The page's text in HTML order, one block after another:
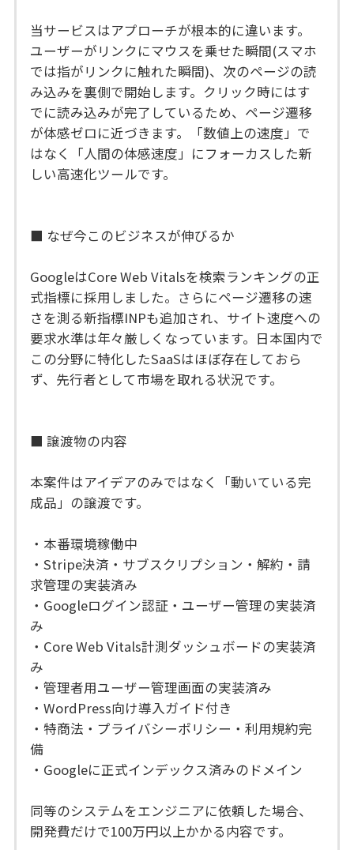
当サービスはアプローチが根本的に違います。
ユーザーがリンクにマウスを乗せた瞬間(スマホ
では指がリンクに触れた瞬間)、次のページの読
み込みを裏側で開始します。クリック時にはす
でに読み込みが完了しているため、ページ遷移
が体感ゼロに近づきます。「数値上の速度」で
はなく「人間の体感速度」にフォーカスした新
しい高速化ツールです。
■ なぜ今このビジネスが伸びるか
GoogleはCore Web Vitalsを検索ランキングの正
式指標に採用しました。さらにページ遷移の速
さを測る新指標INPも追加され、サイト速度への
要求水準は年々厳しくなっています。日本国内で
この分野に特化したSaaSはほぼ存在しておら
ず、先行者として市場を取れる状況です。
■ 譲渡物の内容
本案件はアイデアのみではなく「動いている完
成品」の譲渡です。
・本番環境稼働中
・Stripe決済・サブスクリプション・解約・請
求管理の実装済み
・Googleログイン認証・ユーザー管理の実装済
み
・Core Web Vitals計測ダッシュボードの実装済
み
・管理者用ユーザー管理画面の実装済み
・WordPress向け導入ガイド付き
・特商法・プライバシーポリシー・利用規約完
備
・Googleに正式インデックス済みのドメイン
同等のシステムをエンジニアに依頼した場合、
開発費だけで100万円以上かかる内容です。